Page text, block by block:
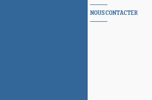
NOUS CONTACTER